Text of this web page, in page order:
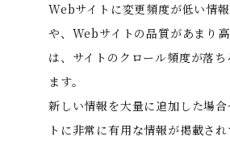
Webサイトに変更頻度が低い情
や、Webサイトの品質があまり
は、サイトのクロール頻度が落ち
ます。
新しい情報を大量に追加した場
トに非常に有用な情報が掲載され